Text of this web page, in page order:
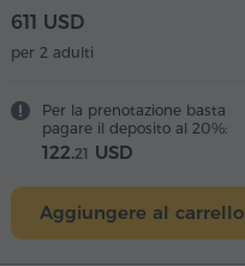
611 USD
per 2 adulti
Per la prenotazione basta
pagare il deposito al 20%:
122.21 USD
Aggiungere al carrello